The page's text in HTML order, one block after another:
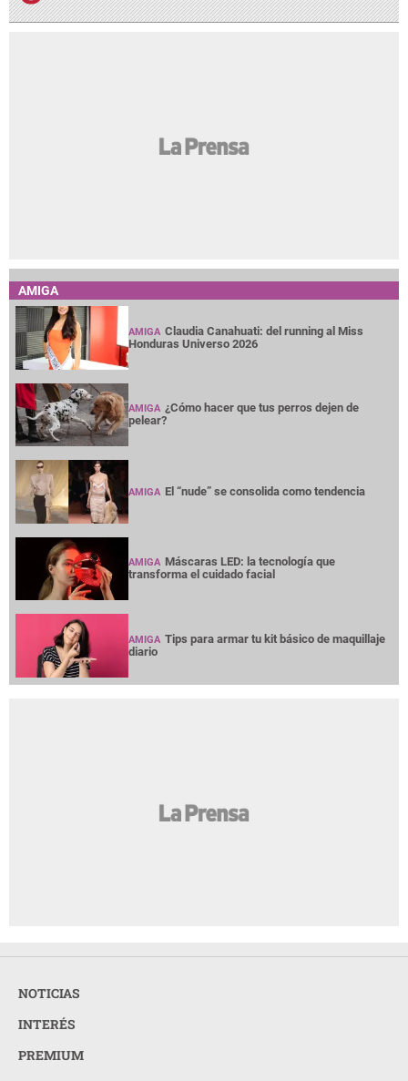
AMIGA
AMIGA Claudia Canahuati: del running al Miss
Honduras Universo 2026
AMIGA ¿Cómo hacer que tus perros dejen de
pelear?
AMIGA El “nude” se consolida como tendencia
AMIGA Máscaras LED: la tecnología que
transforma el cuidado facial
AMIGA Tips para armar tu kit básico de maquillaje
diario
NOTICIAS
INTERÉS
PREMIUM